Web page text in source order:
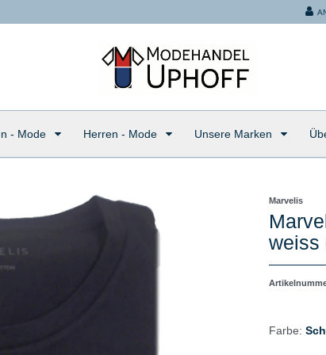
- Mode Herren - Mode Unsere Marken
Marvelis
weiss
Farbe: